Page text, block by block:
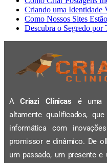
Criando uma Identidade
Como Nossos Sites
Descubra o Segredo
ACriazi Clínicas é uma
altamente qualificados,
informática com
promissor e dinâmico. De
um passado, um presente